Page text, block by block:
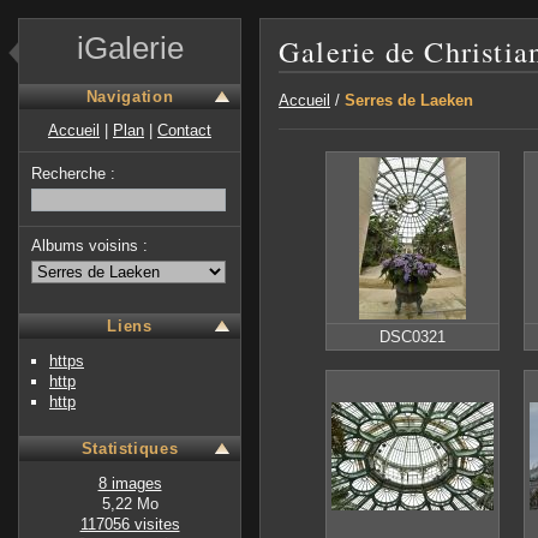
iGalerie
Navigation
Accueil
Plan Contact
Recherche :
Albums voisins :
Liens
https
http
http
Statistiques
8 images
5,22 Mo
117056 visites
Galerie de
Accueil / Serres de Laeken
DSC0321